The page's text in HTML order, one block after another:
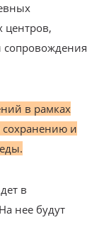
центров,
сопровождения
в рамках
сохранению и
в
нее будут